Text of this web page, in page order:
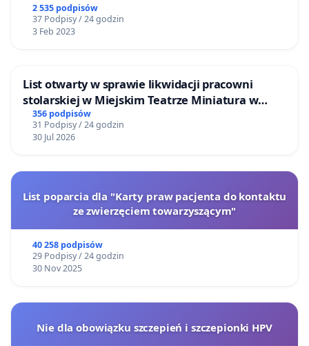
2 535 podpisów
37 Podpisy / 24 godzin
3 Feb 2023
List otwarty w sprawie likwidacji pracowni
stolarskiej w Miejskim Teatrze Miniatura w
Gdańsku
356 podpisów
31 Podpisy / 24 godzin
30 Jul 2026
List poparcia dla "Karty praw pacjenta do kontaktu
ze zwierzęciem towarzyszącym"
40 258 podpisów
29 Podpisy / 24 godzin
30 Nov 2025
Nie dla obowiązku szczepień i szczepionki HPV